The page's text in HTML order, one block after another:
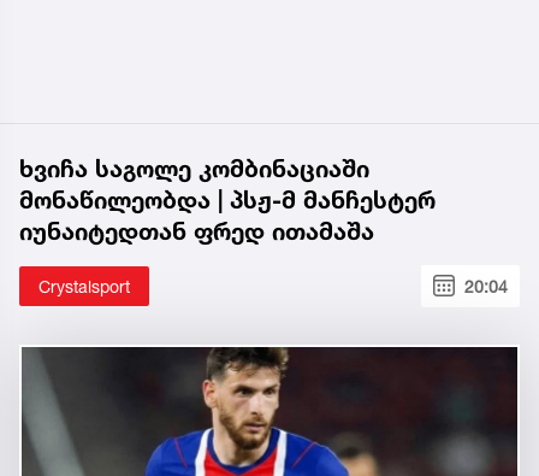
ხვიჩა საგოლე კომბინაციაში
მონაწილეობდა | პსჟ-მ მანჩესტერ
იუნაიტედთან ფრედ ითამაშა
Crystalsport 20:04